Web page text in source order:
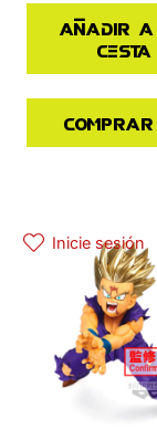
Añadir
cesta
Inicie sesión